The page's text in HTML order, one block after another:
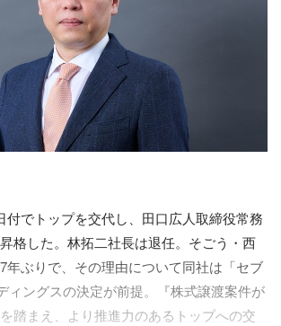
付でトップを交代し、田口広人取締役常務
格した。林拓二社長は退任。そごう・西
年ぶりで、その理由について同社は「セブ
ィングスの決定が前提。『株式譲渡案件が
踏まえ、より推進力のあるトップへの交